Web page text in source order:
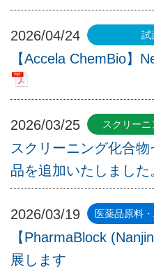
2026/04/24
【Accela ChemBio】
2026/03/25
スクリーニング化合
品を追加いたしました
2026/03/19
【PharmaBlock
展します